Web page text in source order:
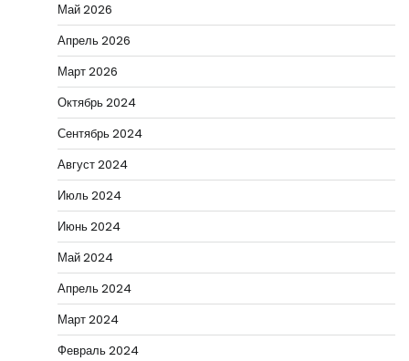
Май 2026
Апрель 2026
Март 2026
Октябрь 2024
Сентябрь 2024
Август 2024
Июль 2024
Июнь 2024
Май 2024
Апрель 2024
Март 2024
Февраль 2024